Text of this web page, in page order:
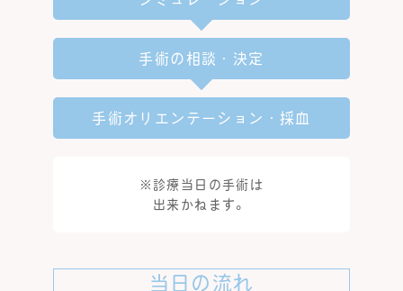
手術の相談・決定
手術オリエンテーション・採血
※診療当日の手術は
出来かねます。
当日の流れ